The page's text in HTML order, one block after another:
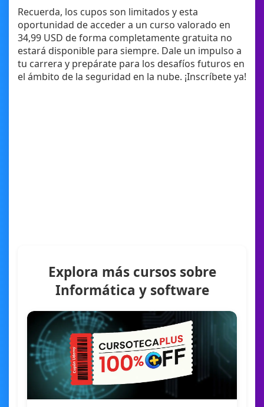
Recuerda, los cupos son limitados y esta
oportunidad de acceder a un curso valorado en
34,99 USD de forma completamente gratuita no
estará disponible para siempre. Dale un impulso a
tu carrera y prepárate para los desafíos futuros en
el ámbito de la seguridad en la nube. ¡Inscríbete ya!
Explora más cursos sobre
Informática y software